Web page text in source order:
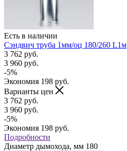
Есть в наличии
Сэндвич труба 1мм/оц 180/260 L1м
3 762 руб.
3 960 руб.
-5%
Экономия 198 руб.
Варианты цен
3 762 руб.
3 960 руб.
-5%
Экономия 198 руб.
Подробности
Диаметр дымохода, мм 180